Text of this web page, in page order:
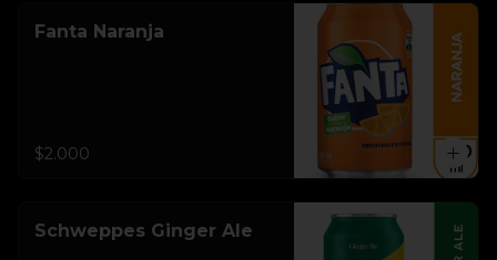
Fanta Naranja
$2.000
Schweppes Ginger Ale